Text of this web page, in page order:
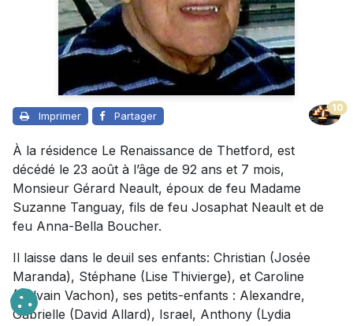
Imprimer Partager
10
À la résidence Le Renaissance de Thetford, est
décédé le 23 août à l’âge de 92 ans et 7 mois,
Monsieur Gérard Neault, époux de feu Madame
Suzanne Tanguay, fils de feu Josaphat Neault et de
feu Anna-Bella Boucher.
Il laisse dans le deuil ses enfants: Christian (Josée
Maranda), Stéphane (Lise Thivierge), et Caroline
(Sylvain Vachon), ses petits-enfants : Alexandre,
Gabrielle (David Allard), Israel, Anthony (Lydia